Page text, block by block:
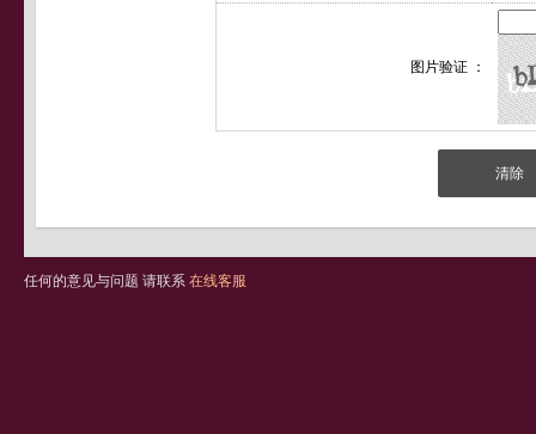
图片验证 ：
任何的意见与问题 请联系 在线客服